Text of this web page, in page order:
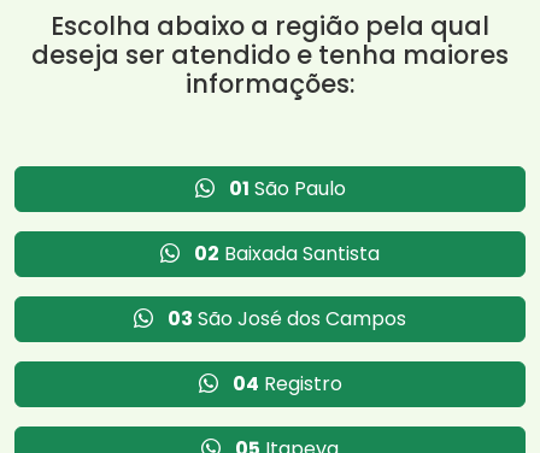
Escolha abaixo a região pela qual
deseja ser atendido e tenha maiores
informações:
01 São Paulo
02 Baixada Santista
03 São José dos Campos
04 Registro